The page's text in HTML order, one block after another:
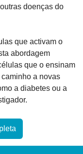
doenças do
que activam o
abordagem
que o ensinam
a novas
a diabetes ou a